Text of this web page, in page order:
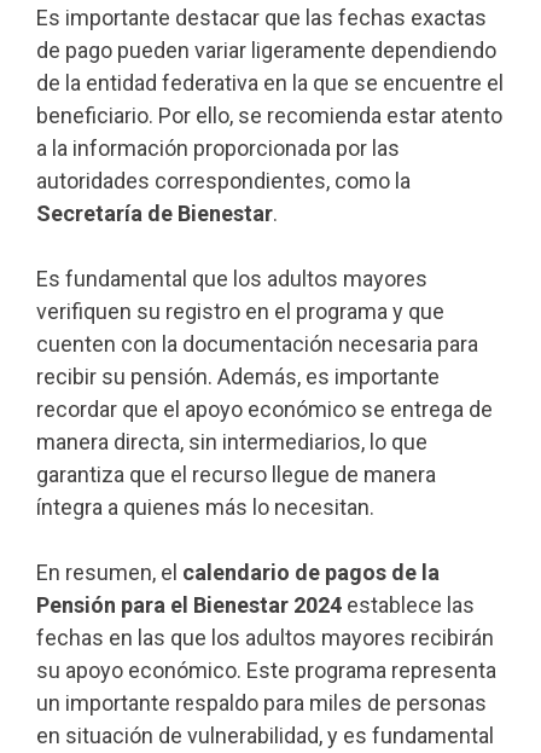
Es importante destacar que las fechas exactas
de pago pueden variar ligeramente dependiendo
de la entidad federativa en la que se encuentre el
beneficiario. Por ello, se recomienda estar atento
a la información proporcionada por las
autoridades correspondientes, como la
Secretaría de Bienestar.
Es fundamental que los adultos mayores
verifiquen su registro en el programa y que
cuenten con la documentación necesaria para
recibir su pensión. Además, es importante
recordar que el apoyo económico se entrega de
manera directa, sin intermediarios, lo que
garantiza que el recurso llegue de manera
íntegra a quienes más lo necesitan.
En resumen, el calendario de pagos de la
Pensión para el Bienestar 2024 establece las
fechas en las que los adultos mayores recibirán
su apoyo económico. Este programa representa
un importante respaldo para miles de personas
en situación de vulnerabilidad, y es fundamental